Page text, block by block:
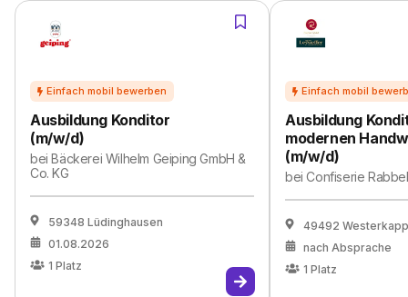
Ausbildung Konditor
(m/w/d)
beiBäckerei Wilhelm Geiping GmbH &
Co. KG
59348 Lüdinghausen
01.08.2026
1 Platz
Ausbildung
modernen
(m/w/d)
beiConfiserie
49492
nach Absprache
1 Platz